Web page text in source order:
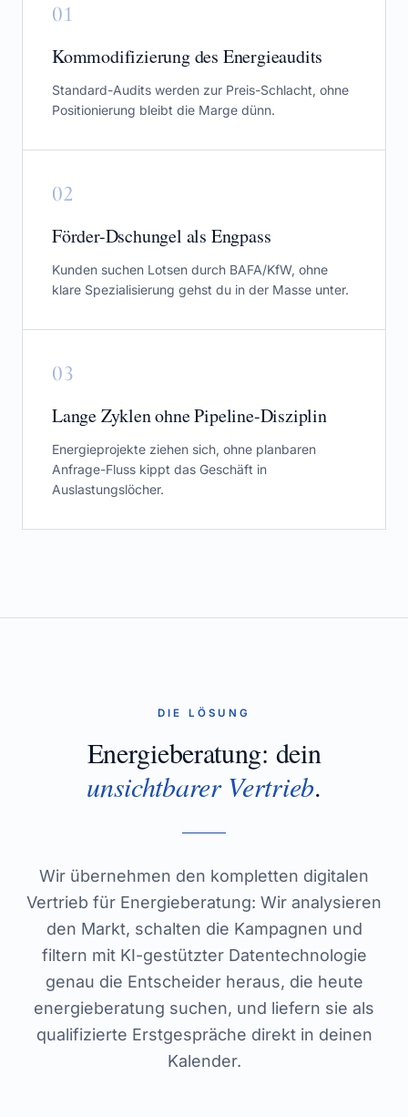
01
Kommodifizierung des Energieaudits
Standard-Audits werden zur Preis-Schlacht, ohne
Positionierung bleibt die Marge dünn.
02
Förder-Dschungel als Engpass
Kunden suchen Lotsen durch BAFA/KfW, ohne
klare Spezialisierung gehst du in der Masse unter.
03
Lange Zyklen ohne Pipeline-Disziplin
Energieprojekte ziehen sich, ohne planbaren
Anfrage-Fluss kippt das Geschäft in
Auslastungslöcher.
DIE LÖSUNG
Energieberatung: dein
unsichtbarer Vertrieb.
Wir übernehmen den kompletten digitalen
Vertrieb für Energieberatung: Wir analysieren
den Markt, schalten die Kampagnen und
filtern mit KI-gestützter Datentechnologie
genau die Entscheider heraus, die heute
energieberatung suchen, und liefern sie als
qualifizierte Erstgespräche direkt in deinen
Kalender.